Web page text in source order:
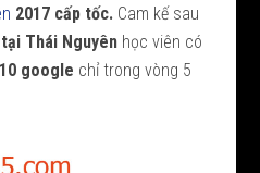
2017 cấp tốc. Cam kế sau
Thái Nguyên học viên có
google chỉ trong vòng 5